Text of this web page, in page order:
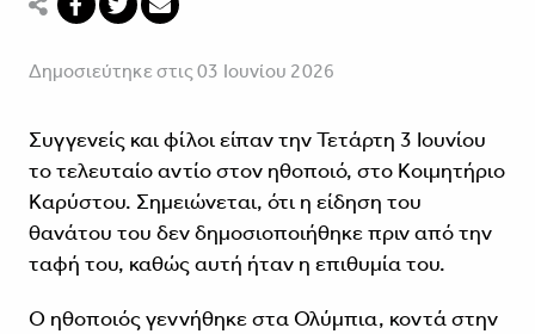
Δημοσιεύτηκε στις 03 Ιουνίου 2026
Συγγενείς και φίλοι είπαν την Τετάρτη 3 Ιουνίου
το τελευταίο αντίο στον ηθοποιό, στο Κοιμητήριο
Καρύστου. Σημειώνεται, ότι η είδηση του
θανάτου του δεν δημοσιοποιήθηκε πριν από την
ταφή του, καθώς αυτή ήταν η επιθυμία του.
Ο ηθοποιός γεννήθηκε στα Ολύμπια, κοντά στην